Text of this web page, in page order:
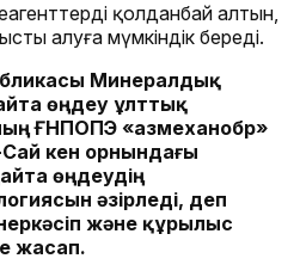
қолданбай алтын,
алуға мүмкіндік береді.
Минералдық
өңдеу ұлттық
ҒНПОПЭ «Қазмеханобр»
кен орнындағы
өңдеудің
әзірледі, деп
және құрылыс
жасап.